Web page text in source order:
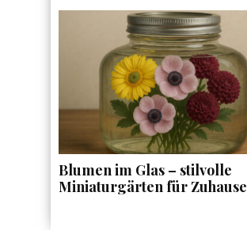
Blumen im Glas – stilvolle
Miniaturgärten für Zuhause